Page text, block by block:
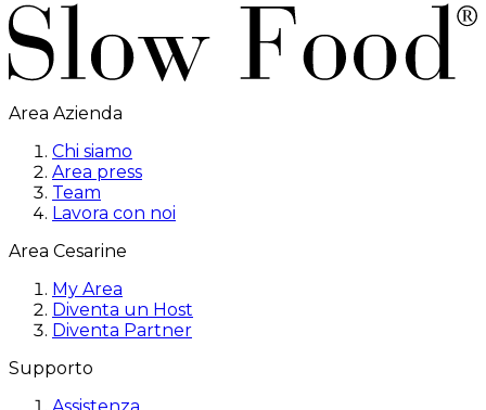
Area Azienda
Chi siamo
Area press
Team
Lavora con noi
Area Cesarine
My Area
Diventa un Host
Diventa Partner
Supporto